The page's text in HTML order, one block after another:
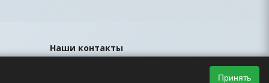
Наши контакты
Принять